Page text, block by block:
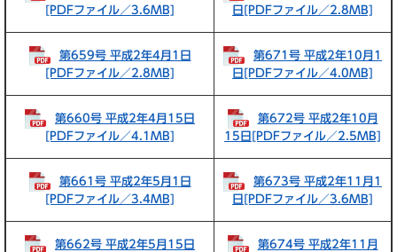
[PDFファイル／3.6MB]
日[PDFファイル／2.8MB]
第659号 平成2年4月1日
[PDFファイル／2.8MB]
第671号 平成2年10月1
日[PDFファイル／4.0MB]
第660号 平成2年4月15日
[PDFファイル／4.1MB]
第672号 平成2年10月
15日[PDFファイル／2.5MB]
第661号 平成2年5月1日
[PDFファイル／3.4MB]
第673号 平成2年11月1
日[PDFファイル／3.6MB]
第662号 平成2年5月15日
第674号 平成2年11月